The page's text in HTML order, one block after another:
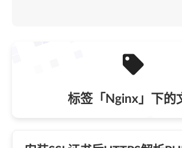
标签「Nginx」下的